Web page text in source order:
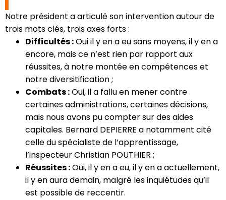
Notre président a articulé son intervention autour de
trois mots clés, trois axes forts :
Difficultés :Oui il y en a eu sans moyens, il y en a
encore, mais ce n’est rien par rapport aux
réussites, à notre montée en compétences et
notre diversitification ;
Combats :Oui, il a fallu en mener contre
certaines administrations, certaines décisions,
mais nous avons pu compter sur des aides
capitales. Bernard DEPIERRE a notamment cité
celle du spécialiste de l’apprentissage,
l’inspecteur Christian POUTHIER ;
Réussites :Oui, il y en a eu, il y en a actuellement,
il y en aura demain, malgré les inquiétudes qu’il
est possible de reccentir.